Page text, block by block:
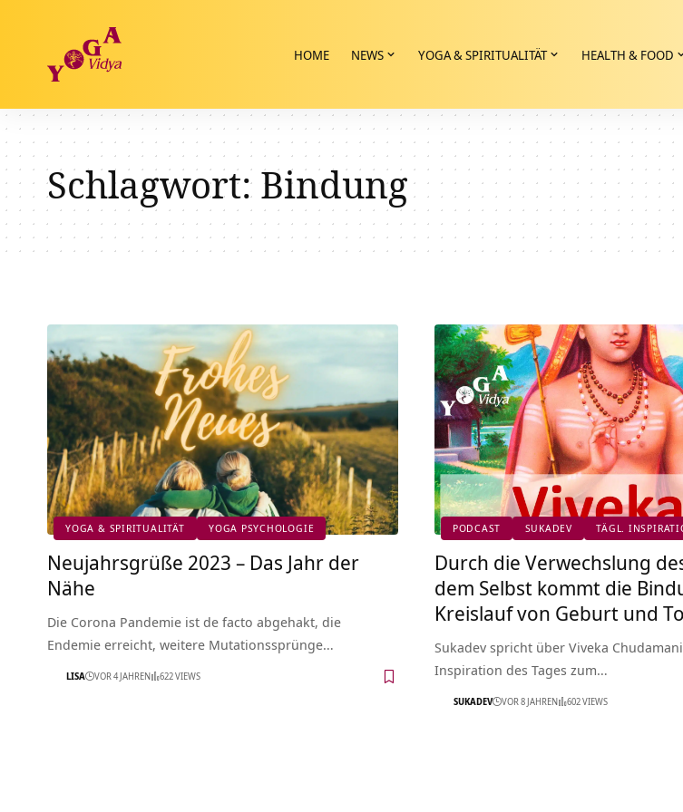
HOME NEWS YOGA & SPIRITUALITÄT HEALTH & FOOD
Schlagwort:Bindung
YOGA & SPIRITUALITÄT YOGA PSYCHOLOGIE
Neujahrsgrüße 2023 – Das Jahr der
Nähe
Die Corona Pandemie ist de facto abgehakt, die
Endemie erreicht, weitere Mutationssprünge…
LISA VOR 4 JAHREN 622 VIEWS
PODCAST SUKADEV TÄGL.
Durch die Verwechslung
dem Selbst kommt die
Kreislauf von Geburt und
Sukadev spricht über Viveka
Inspiration des Tages zum…
SUKADEV VOR 8 JAHREN 602 VIEWS